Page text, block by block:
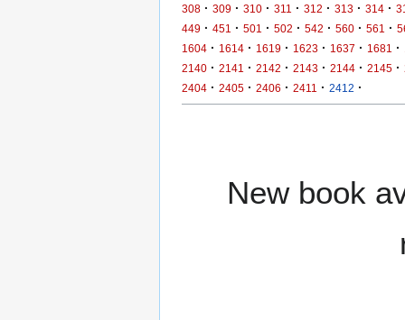
308 · 309 · 310 · 311 · 312 · 313 · 314 ·
449 · 451 · 501 · 502 · 542 · 560 · 561 ·
1604 · 1614 · 1619 · 1623 · 1637 · 1681 ·
2140 · 2141 · 2142 · 2143 · 2144 · 2145 ·
2404 · 2405 · 2406 · 2411 · 2412 ·
New book